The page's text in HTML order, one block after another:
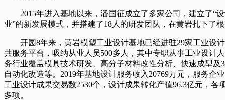
2015年进入基地以来，潘国征成立了多家公司，建立了“设
业”的新发展模式，并搭建了18人的研发团队，在黄岩扎下了
开园8年来，黄岩模塑工业设计基地已经进驻29家工业设计
共服务平台，吸纳从业人员500多人，其中专职从事工业设计
务行业覆盖模具技术研发、高分子材料改性分析、快速成型及
自动化改造等。2019年基地设计服务收入20769万元，服务企
工业设计成果交易数2530个，设计成果转化产值96.3亿元，各
多项。